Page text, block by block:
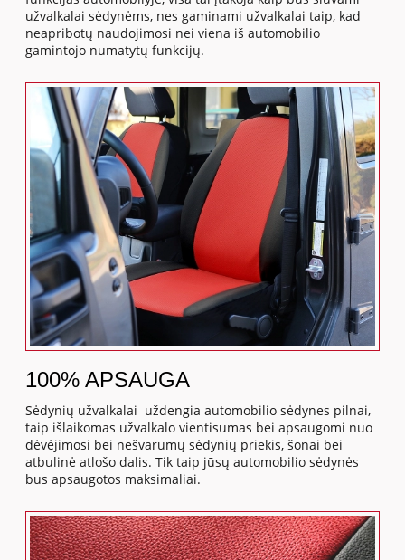
užvalkalai sėdynėms, nes gaminami užvalkalai taip, kad
neapribotų naudojimosi nei viena iš automobilio
gamintojo numatytų funkcijų.
100% APSAUGA
Sėdynių užvalkalai uždengia automobilio sėdynes pilnai,
taip išlaikomas užvalkalo vientisumas bei apsaugomi nuo
dėvėjimosi bei nešvarumų sėdynių priekis, šonai bei
atbulinė atlošo dalis. Tik taip jūsų automobilio sėdynės
bus apsaugotos maksimaliai.